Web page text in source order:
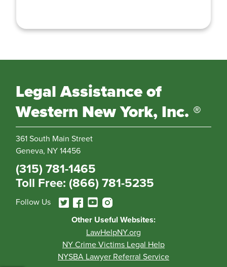
Legal Assistance of
Western New York, Inc. ®
361 South Main Street
Geneva, NY 14456
(315) 781-1465
Toll Free: (866) 781-5235
Follow Us
Other Useful Websites:
LawHelpNY.org
NY Crime Victims Legal Help
NYSBA Lawyer Referral Service